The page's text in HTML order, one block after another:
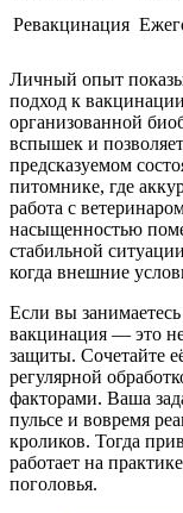
Ревакцинация
Личный опыт
подход к
организованной
вспышек и
предсказуемом
питомнике, где
работа с
насыщенностью
стабильной
когда внешние
Если вы
вакцинация — это не
защиты. Сочетайте
регулярной
факторами. Ваша
пульсе и вовремя
кроликов. Тогда
работает на
поголовья.